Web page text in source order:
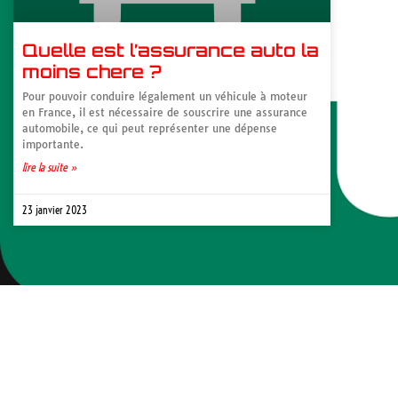
Quelle est l’assurance auto la
moins chere ?
Pour pouvoir conduire légalement un véhicule à moteur
en France, il est nécessaire de souscrire une assurance
automobile, ce qui peut représenter une dépense
importante.
lire la suite »
23 janvier 2023